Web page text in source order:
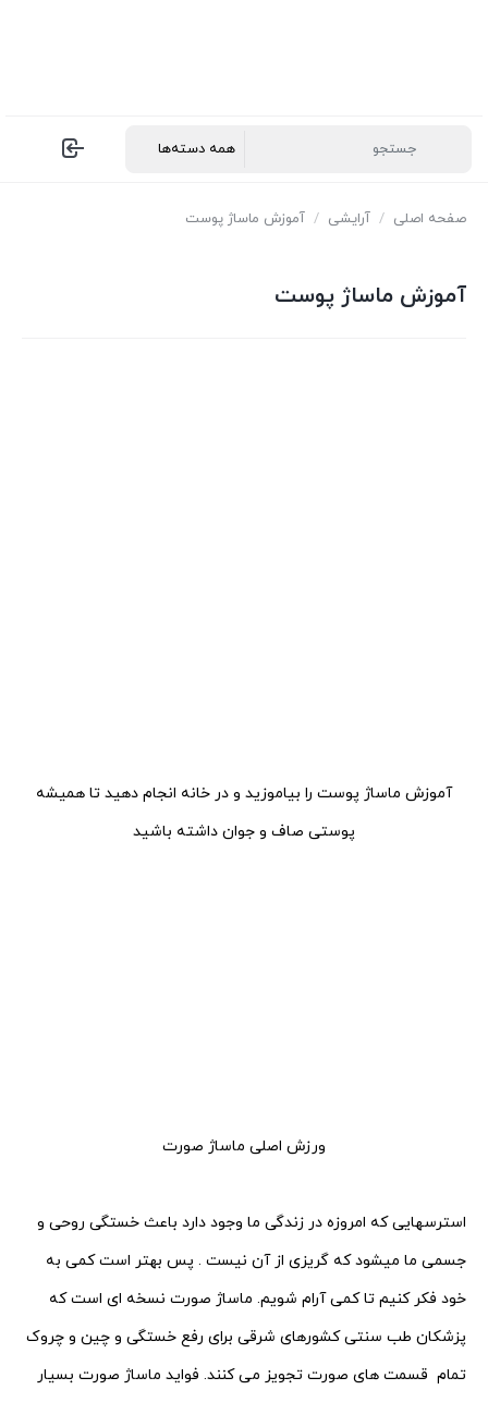
صفحه اصلی / آرایشی / آموزش ماساژ پوست
آموزش ماساژ پوست
آموزش ماساژ پوست را بیاموزید و در خانه انجام دهید تا همیشه
پوستی صاف و جوان داشته باشید
ورزش اصلی ماساژ صورت
استرسهایی که امروزه در زندگی ما وجود دارد باعث خستگی روحی و
جسمی ما میشود که گریزی از آن نیست . پس بهتر است کمی به
خود فکر کنیم تا کمی آرام شویم. ماساژ صورت نسخه ای است که
پزشکان طب سنتی کشورهای شرقی برای رفع خستگی و چین و چروک
تمام قسمت های صورت تجویز می کنند. فواید ماساژ صورت بسیار